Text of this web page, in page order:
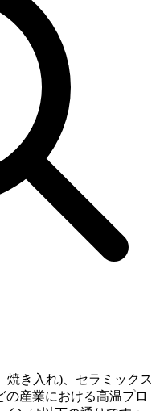
焼き入れ)、セラミックス
の産業における高温プロ